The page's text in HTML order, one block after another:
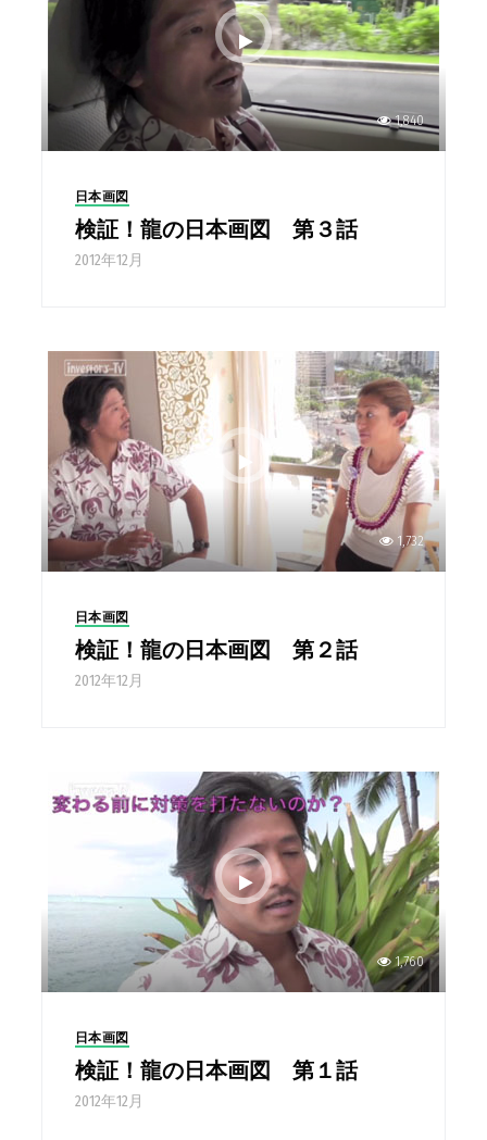
1,840
日本画図
検証！龍の日本画図 第３話
2012年12月
1,732
日本画図
検証！龍の日本画図 第２話
2012年12月
1,760
日本画図
検証！龍の日本画図 第１話
2012年12月